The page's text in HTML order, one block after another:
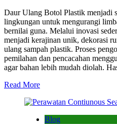
Daur Ulang Botol Plastik menjadi
lingkungan untuk mengurangi
bernilai guna. Melalui inovasi
menjadi kerajinan unik, dekorasi
ulang sampah plastik. Proses
pemilahan dan pencacahan
agar bahan lebih mudah diolah.
Read More
Blog